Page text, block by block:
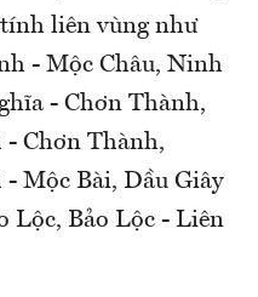
liên vùng như
- Mộc Châu, Ninh
- Chơn Thành,
Chơn Thành,
Mộc Bài, Dầu Giây
Lộc, Bảo Lộc - Liên